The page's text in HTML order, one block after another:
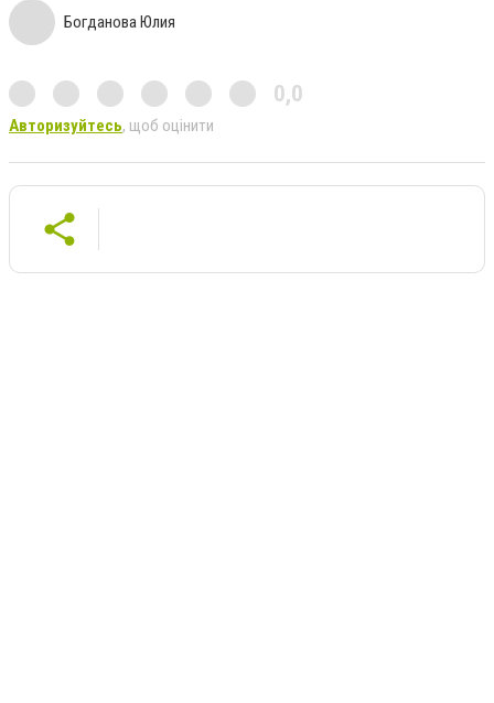
Богданова Юлия
0,0
Авторизуйтесь, щоб оцінити